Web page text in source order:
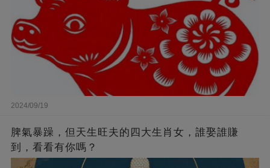
2024/09/19
脾氣暴躁，但天生旺夫的四大生肖女，誰娶誰賺
到，看看有你嗎？